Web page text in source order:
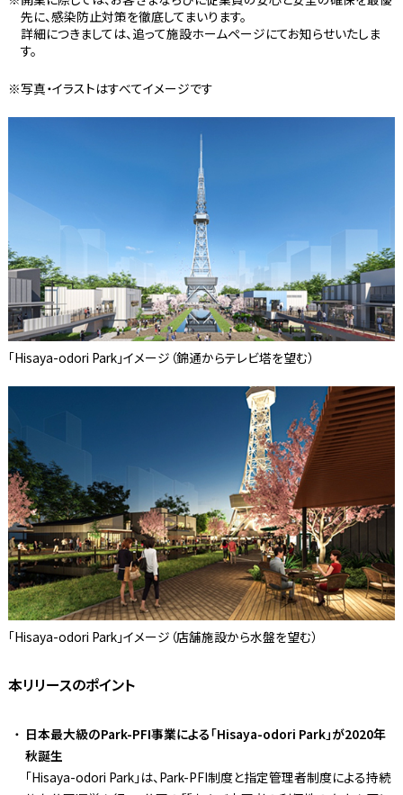
先に、感染防止対策を徹底してまいります。
詳細につきましては、追って施設ホームページにてお知らせいたしま
す。
※写真・イラストはすべてイメージです
「Hisaya-odori Park」イメージ（錦通からテレビ塔を望む）
「Hisaya-odori Park」イメージ（店舗施設から水盤を望む）
本リリースのポイント
日本最大級のPark-PFI事業による「Hisaya-odori Park」が2020年
秋誕生
「Hisaya-odori Park」は、Park-PFI制度と指定管理者制度による持続